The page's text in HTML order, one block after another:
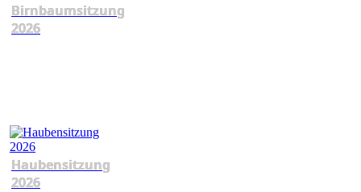
Birnbaumsitzung
2026
Haubensitzung
2026